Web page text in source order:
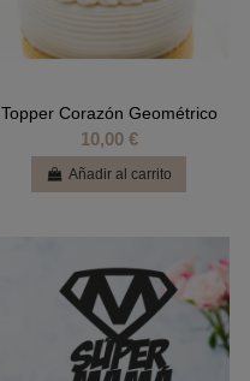
Topper Corazón Geométrico
10,00 €
Añadir al carrito